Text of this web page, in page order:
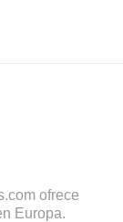
ofrece
Europa.